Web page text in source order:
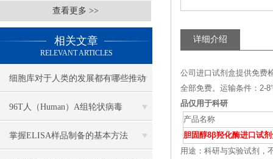
查看更多 >>
相关文章
RELEVANT ARTICLES
细胞库对于人类的发展都有哪些推动
作用
96T人（Human）A组轮状病毒
（Rotavirus）ELISA 检测试剂盒
掌握ELISA样品制备的基本方法
详细介绍
公司进口试剂盒提供免费
全部免费。运输条件：2-
品仅用于科研
产品名称
胆固醇8β羟化酶进口试
用途：科研与实验试剂，